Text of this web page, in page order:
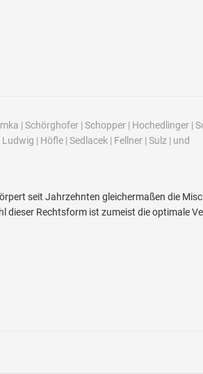
| Schörghofer| Schopper| Hochedlinger|
Ludwig | Höfle| Sedlacek| Fellner| Sulz| und
seit Jahrzehnten gleichermaßen die
dieser Rechtsform ist zumeist die optimale